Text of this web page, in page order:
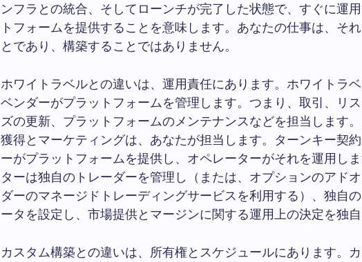
ンフラとの統合、そしてローンチが完了した状態で、すぐに運
トフォームを提供することを意味します。あなたの仕事は、そ
とであり、構築することではありません。
ホワイトラベルとの違いは、運用責任にあります。ホワイトラベ
ベンダーがプラットフォームを管理します。つまり、取引、リ
ズの更新、プラットフォームのメンテナンスなどを担当します
獲得とマーケティングは、あなたが担当します。ターンキー契
ーがプラットフォームを提供し、オペレーターがそれを運用し
ターは独自のトレーダーを管理し（または、オプションのアド
ダーのマネージドトレーディングサービスを利用する）、独自
ータを設定し、市場提供とマージンに関する運用上の決定を独自
カスタム構築との違いは、所有権とスケジュールにあります。